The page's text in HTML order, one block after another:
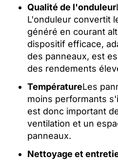
Qualité de l'onduleur
L'onduleur convertit
généré en courant
dispositif efficace,
des panneaux, est
des rendements
TempératureLes
moins performants
est donc important
ventilation et un
panneaux.
Nettoyage et